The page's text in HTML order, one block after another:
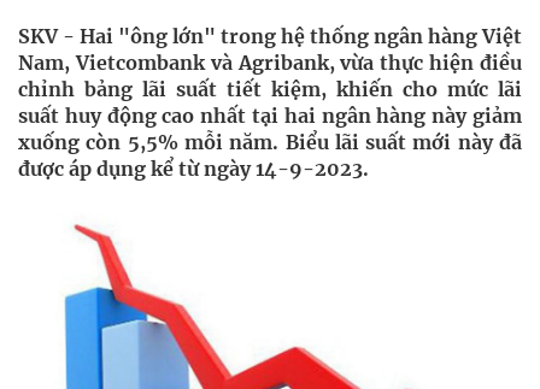
SKV - Hai "ông lớn" trong hệ thống ngân hàng Việt
Nam, Vietcombank và Agribank, vừa thực hiện điều
chỉnh bảng lãi suất tiết kiệm, khiến cho mức lãi
suất huy động cao nhất tại hai ngân hàng này giảm
xuống còn 5,5% mỗi năm. Biểu lãi suất mới này đã
được áp dụng kể từ ngày 14-9-2023.